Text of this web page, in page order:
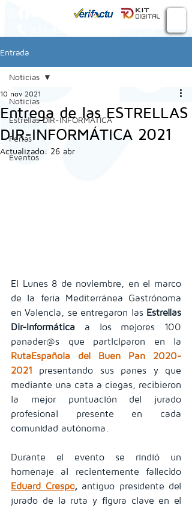
Entrada
Noticias
Estrellas DIR-INFORMATICA
Ferias
Eventos
Noticias
Entrega de las ESTRELLAS
DIR-INFORMÁTICA 2021
10 nov 2021
Actualizado: 26 abr
El Lunes 8 de noviembre, en el marco
de la feria Mediterránea Gastrónoma
en Valencia, se entregaron las Estrellas
Dir-Informática a los mejores 100
RutaEspañola del Buen Pan 2020-
2021 presentando sus panes y que
mediante una cata a ciegas, recibieron
la mejor puntuación del jurado
profesional presente en cada
comunidad autónoma.
Durante el evento se rindió un
Eduard Crespo, antiguo presidente del
jurado de la ruta y figura clave en el